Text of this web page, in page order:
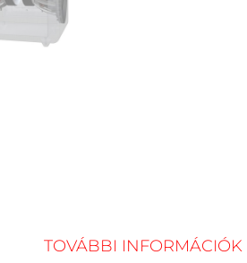
TOVÁBBI INFORMÁCIÓK